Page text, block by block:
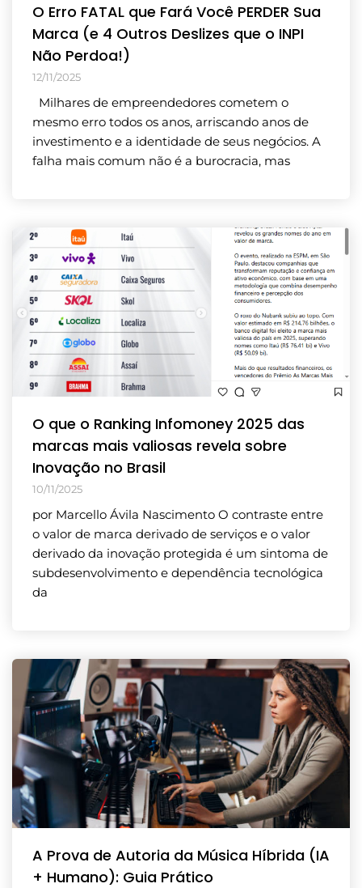
O Erro FATAL que Fará Você PERDER Sua
Marca (e 4 Outros Deslizes que o INPI
Não Perdoa!)
12/11/2025
Milhares de empreendedores cometem o
mesmo erro todos os anos, arriscando anos de
investimento e a identidade de seus negócios. A
falha mais comum não é a burocracia, mas
O que o Ranking Infomoney 2025 das
marcas mais valiosas revela sobre
Inovação no Brasil
10/11/2025
por Marcello Ávila Nascimento O contraste entre
o valor de marca derivado de serviços e o valor
derivado da inovação protegida é um sintoma de
subdesenvolvimento e dependência tecnológica
da
A Prova de Autoria da Música Híbrida (IA
+ Humano): Guia Prático